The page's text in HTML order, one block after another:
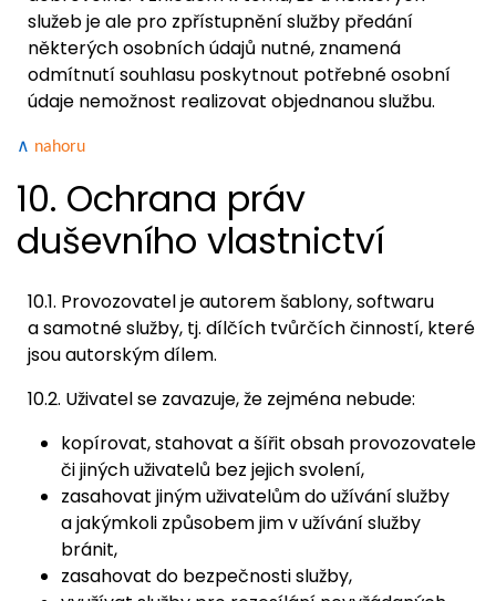
služeb je ale pro zpřístupnění služby předání
některých osobních údajů nutné, znamená
odmítnutí souhlasu poskytnout potřebné osobní
údaje nemožnost realizovat objednanou službu.
∧ nahoru
10. Ochrana práv
duševního vlastnictví
10.1. Provozovatel je autorem šablony, softwaru
a samotné služby, tj. dílčích tvůrčích činností, které
jsou autorským dílem.
10.2. Uživatel se zavazuje, že zejména nebude:
kopírovat, stahovat a šířit obsah provozovatele
či jiných uživatelů bez jejich svolení,
zasahovat jiným uživatelům do užívání služby
a jakýmkoli způsobem jim v užívání služby
bránit,
zasahovat do bezpečnosti služby,